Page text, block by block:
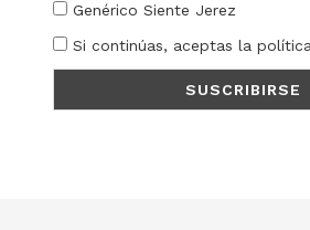
Genérico Siente Jerez
Si continúas, aceptas la